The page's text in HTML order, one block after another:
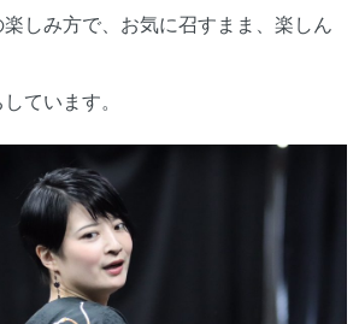
しみ方で、お気に召すまま、楽しん
ています。